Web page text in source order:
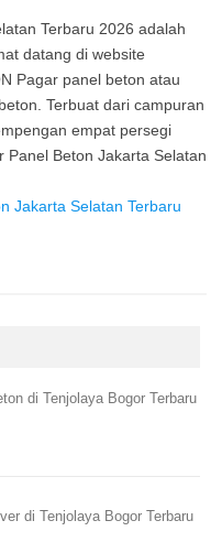
Terbaru 2026 adalah
datang di website
Pagar panel beton atau
Terbuat dari campuran
empat persegi
Panel Beton Jakarta Selatan
Jakarta Selatan Terbaru
di Tenjolaya Bogor Terbaru
di Tenjolaya Bogor Terbaru